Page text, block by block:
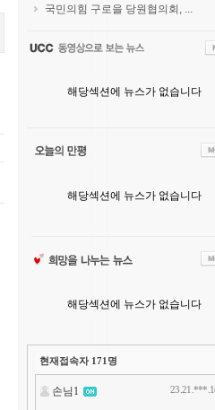
국민의힘 구로을 당원협의회, ...
해당섹션에 뉴스가 없습니다
해당섹션에 뉴스가 없습니다
해당섹션에 뉴스가 없습니다
현재접속자 171 명